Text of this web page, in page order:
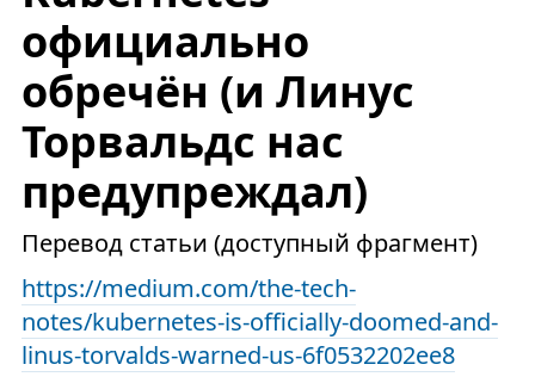
официально
обречён (и Линус
Торвальдс нас
предупреждал)
Перевод статьи (доступный фрагмент)
https://medium.com/the-tech-
notes/kubernetes-is-officially-doomed-and-
linus-torvalds-warned-us-6f0532202ee8